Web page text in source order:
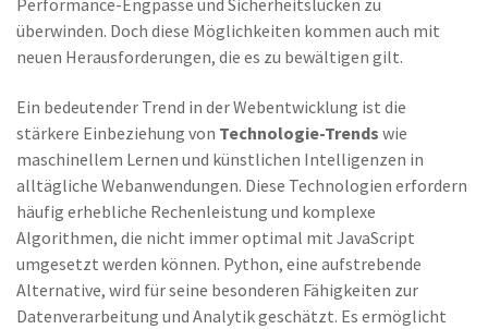
Performance-Engpässe und Sicherheitslücken zu
überwinden. Doch diese Möglichkeiten kommen auch mit
neuen Herausforderungen, die es zu bewältigen gilt.
Ein bedeutender Trend in der Webentwicklung ist die
stärkere Einbeziehung von Technologie-Trends wie
maschinellem Lernen und künstlichen Intelligenzen in
alltägliche Webanwendungen. Diese Technologien erfordern
häufig erhebliche Rechenleistung und komplexe
Algorithmen, die nicht immer optimal mit JavaScript
umgesetzt werden können. Python, eine aufstrebende
Alternative, wird für seine besonderen Fähigkeiten zur
Datenverarbeitung und Analytik geschätzt. Es ermöglicht